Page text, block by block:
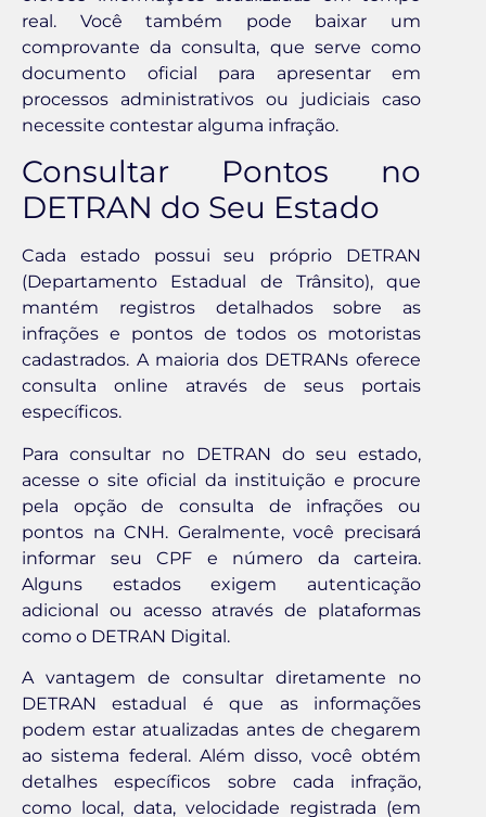
real. Você também pode baixar um
comprovante da consulta, que serve como
documento oficial para apresentar em
processos administrativos ou judiciais caso
necessite contestar alguma infração.
Consultar Pontos no
DETRAN do Seu Estado
Cada estado possui seu próprio DETRAN
(Departamento Estadual de Trânsito), que
mantém registros detalhados sobre as
infrações e pontos de todos os motoristas
cadastrados. A maioria dos DETRANs oferece
consulta online através de seus portais
específicos.
Para consultar no DETRAN do seu estado,
acesse o site oficial da instituição e procure
pela opção de consulta de infrações ou
pontos na CNH. Geralmente, você precisará
informar seu CPF e número da carteira.
Alguns estados exigem autenticação
adicional ou acesso através de plataformas
como o DETRAN Digital.
A vantagem de consultar diretamente no
DETRAN estadual é que as informações
podem estar atualizadas antes de chegarem
ao sistema federal. Além disso, você obtém
detalhes específicos sobre cada infração,
como local, data, velocidade registrada (em